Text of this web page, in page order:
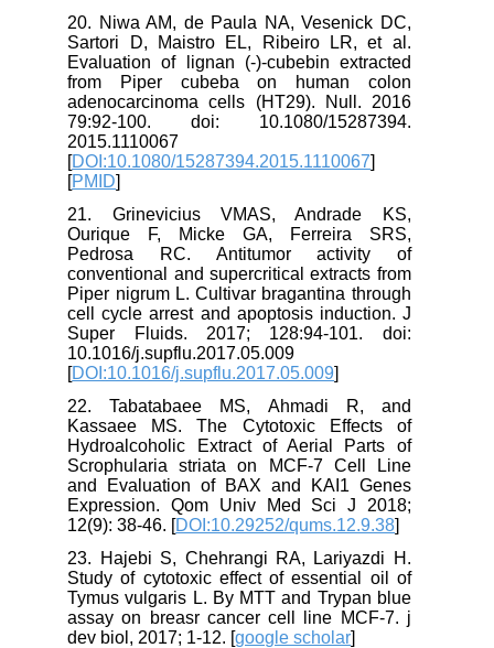
20. Niwa AM, de Paula NA, Vesenick DC,
Sartori D, Maistro EL, Ribeiro LR, et al.
Evaluation of lignan (-)-cubebin extracted
from Piper cubeba on human colon
adenocarcinoma cells (HT29). Null. 2016
79:92-100. doi: 10.1080/15287394.
2015.1110067
[DOI:10.1080/15287394.2015.1110067
[PMID
21. Grinevicius VMAS, Andrade KS,
Ourique F, Micke GA, Ferreira SRS,
Pedrosa RC. Antitumor activity of
conventional and supercritical extracts from
Piper nigrum L. Cultivar bragantina through
cell cycle arrest and apoptosis induction. J
Super Fluids. 2017; 128:94-101. doi:
10.1016/j.supflu.2017.05.009
[DOI:10.1016/j.supflu.2017.05.009
22. Tabatabaee MS, Ahmadi R, and
Kassaee MS. The Cytotoxic Effects of
Hydroalcoholic Extract of Aerial Parts of
Scrophularia striata on MCF-7 Cell Line
and Evaluation of BAX and KAI1 Genes
Expression. Qom Univ Med Sci J 2018;
12(9): 38-46. [DOI:10.29252/qums.12.9.38
23. Hajebi S, Chehrangi RA, Lariyazdi H.
Study of cytotoxic effect of essential oil of
Tymus vulgaris L. By MTT and Trypan blue
assay on breasr cancer cell line MCF-7. j
dev biol, 2017; 1-12. [google scholar